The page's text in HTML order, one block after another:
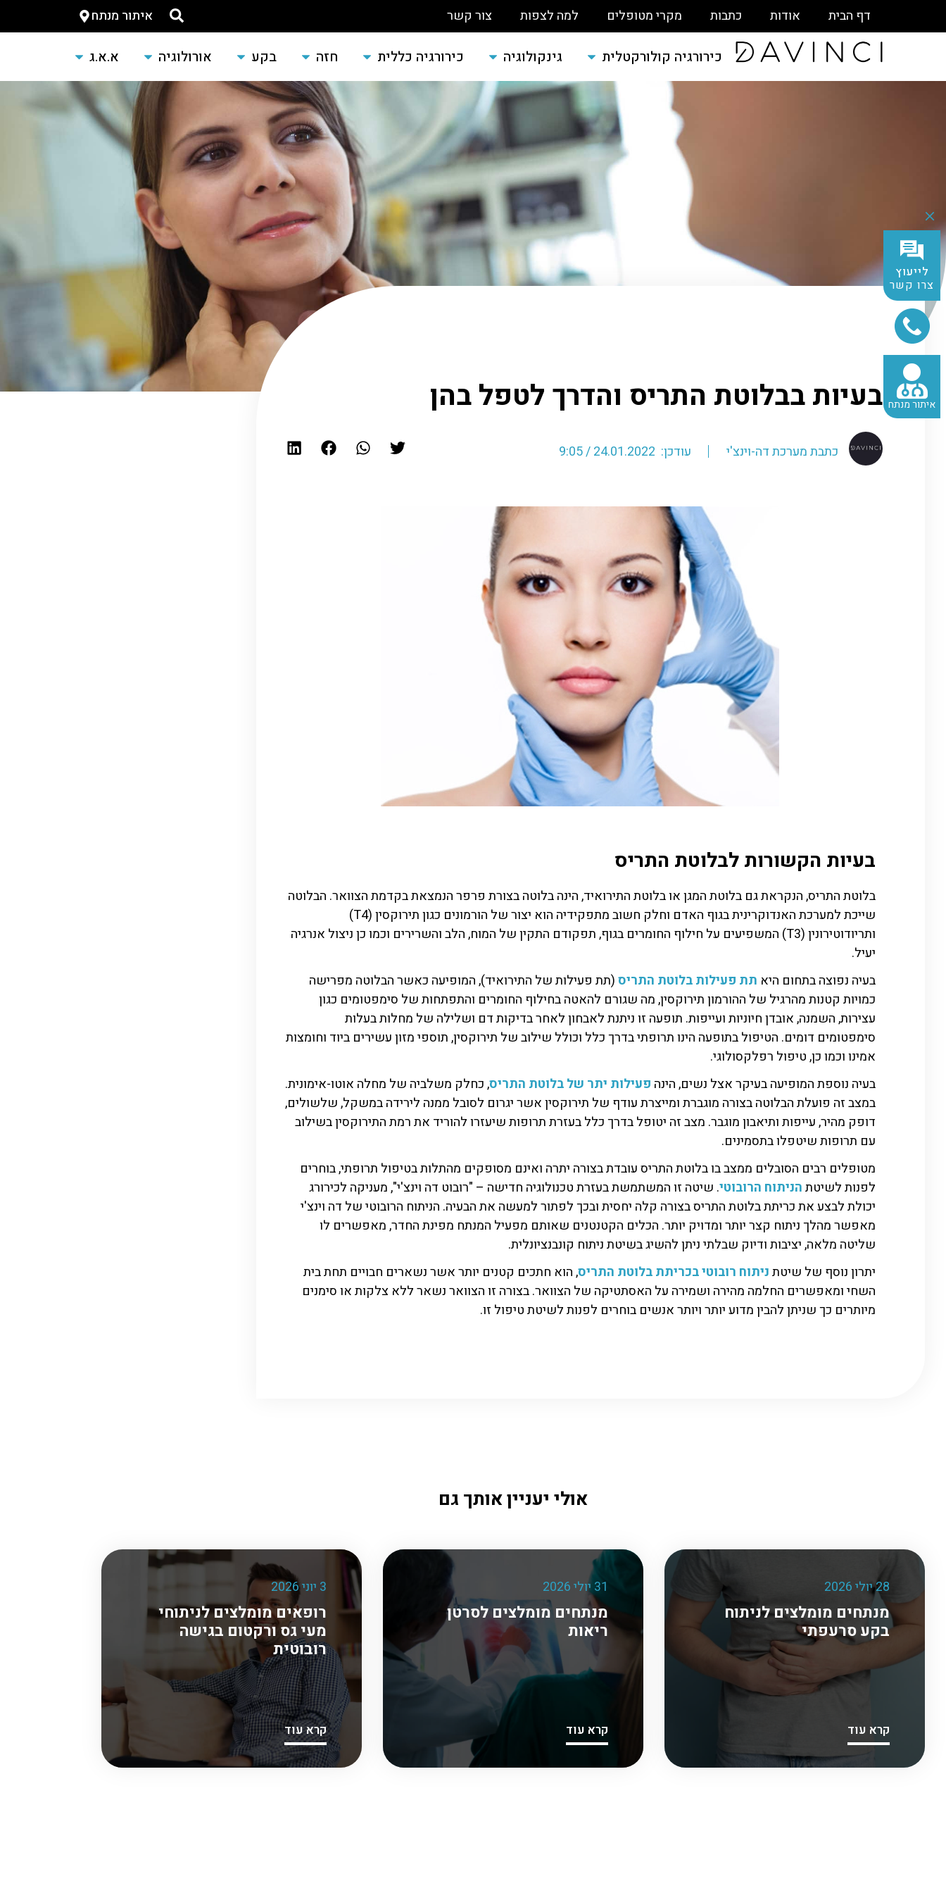
דף הבית אודות כתבות מקרי מטופלים למה לצפות צור קשר איתור מנתח
כירורגיה קולורקטלית גינקולוגיה כירורגיה כללית חזה בקע אורולוגיה א.א.ג
לייעוץ
צרו קשר
איתור מנתח בעיות בבלוטת התריס והדרך לטפל בהן
כתבת מערכת דה-וינצ'י עודכן: 24.01.2022 / 9:05
בעיות הקשורות לבלוטת התריס
בלוטת התריס, הנקראת גם בלוטת המגן או בלוטת התירואיד, הינה בלוטה בצורת פרפר הנמצאת בקדמת הצוואר. הבלוטה
שייכת למערכת האנדוקרינית בגוף האדם וחלק חשוב מתפקידיה הוא יצור של הורמונים כגון תירוקסין (T4)
ותריודוטירונין (T3) המשפיעים על חילוף החומרים בגוף, תפקודם התקין של המוח, הלב והשרירים וכמו כן ניצול אנרגיה
יעיל.
בעיה נפוצה בתחום היא תת פעילות בלוטת התריס(תת פעילות של התירואיד), המופיעה כאשר הבלוטה מפרישה
כמויות קטנות מהרגיל של ההורמון תירוקסין, מה שגורם להאטה בחילוף החומרים והתפתחות של סימפטומים כגון
עצירות, השמנה, אובדן חיוניות ועייפות. תופעה זו ניתנת לאבחון לאחר בדיקות דם ושלילה של מחלות בעלות
סימפטומים דומים. הטיפול בתופעה הינו תרופתי בדרך כלל וכולל שילוב של תירוקסין, תוספי מזון עשירים ביוד וחומצות
אמינו וכמו כן, טיפול רפלקסולוגי.
בעיה נוספת המופיעה בעיקר אצל נשים, הינה פעילות יתר של בלוטת התריס, כחלק משלביה של מחלה אוטו-אימונית.
במצב זה פועלת הבלוטה בצורה מוגברת ומייצרת עודף של תירוקסין אשר יגרום לסובל ממנה לירידה במשקל, שלשולים,
דופק מהיר, עייפות ותיאבון מוגבר. מצב זה יטופל בדרך כלל בעזרת תרופות שיעזרו להוריד את רמת התירוקסין בשילוב
עם תרופות שיטפלו בתסמינים.
מטופלים רבים הסובלים ממצב בו בלוטת התריס עובדת בצורה יתרה ואינם מסופקים מהתלות בטיפול תרופתי, בוחרים
לפנות לשיטתהניתוח הרובוטי. שיטה זו המשתמשת בעזרת טכנולוגיה חדישה – "רובוט דה וינצ'י", מעניקה לכירורג
יכולת לבצע את כריתת בלוטת התריס בצורה קלה יחסית ובכך לפתור למעשה את הבעיה. הניתוח הרובוטי של דה וינצ'י
מאפשר מהלך ניתוח קצר יותר ומדויק יותר. הכלים הקטנטנים שאותם מפעיל המנתח מפינת החדר, מאפשרים לו
שליטה מלאה, יציבות ודיוק שבלתי ניתן להשיג בשיטת ניתוח קונבנציונלית.
יתרון נוסף של שיטתניתוח רובוטי בכריתת בלוטת התריס, הוא חתכים קטנים יותר אשר נשארים חבויים תחת בית
השחי ומאפשרים החלמה מהירה ושמירה על האסתטיקה של הצוואר. בצורה זו הצוואר נשאר ללא צלקות או סימנים
מיותרים כך שניתן להבין מדוע יותר ויותר אנשים בוחרים לפנות לשיטת טיפול זו.
אולי יעניין אותך גם
28 יולי 2026
מנתחים מומלצים לניתוח
בקע סרעפתי
קרא עוד
31 יולי 2026
מנתחים מומלצים לסרטן
ריאות
קרא עוד
3 יוני 2026
רופאים מומלצים לניתוחי
מעי גס ורקטום בגישה
רובוטית
קרא עוד